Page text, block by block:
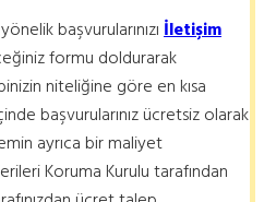
başvurularınızıİletişim
formu doldurarak
niteliğine göre en kısa
başvurularınız ücretsiz olarak
ayrıca bir maliyet
Koruma Kurulu tarafından